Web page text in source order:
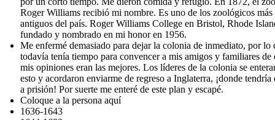
Roger Williams recibió mi nombre. Es uno de los zoológicos más
antiguos del país. Roger Williams College en Bristol, Rhode
fundado y nombrado en mi honor en 1956.
Me enfermé demasiado para dejar la colonia de inmediato, por lo
todavía tenía tiempo para convencer a mis amigos y familiares de
mis opiniones eran las mejores. Los líderes de la colonia se
esto y acordaron enviarme de regreso a Inglaterra, ¡donde tendría
a prisión! Por suerte me enteré de este plan y escapé.
Coloque a la persona aquí
1636-1643